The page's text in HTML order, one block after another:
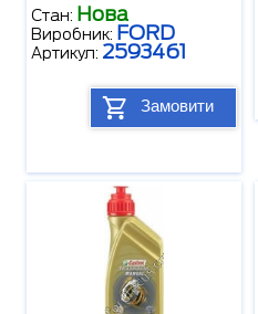
Стан: Нова
Виробник: FORD
Артикул: 2593461
Замовити